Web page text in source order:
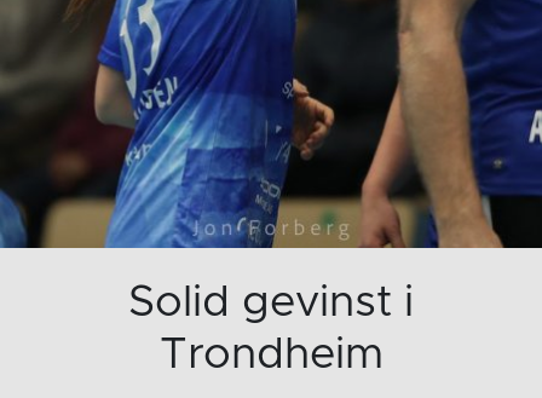
Solid gevinst i
Trondheim